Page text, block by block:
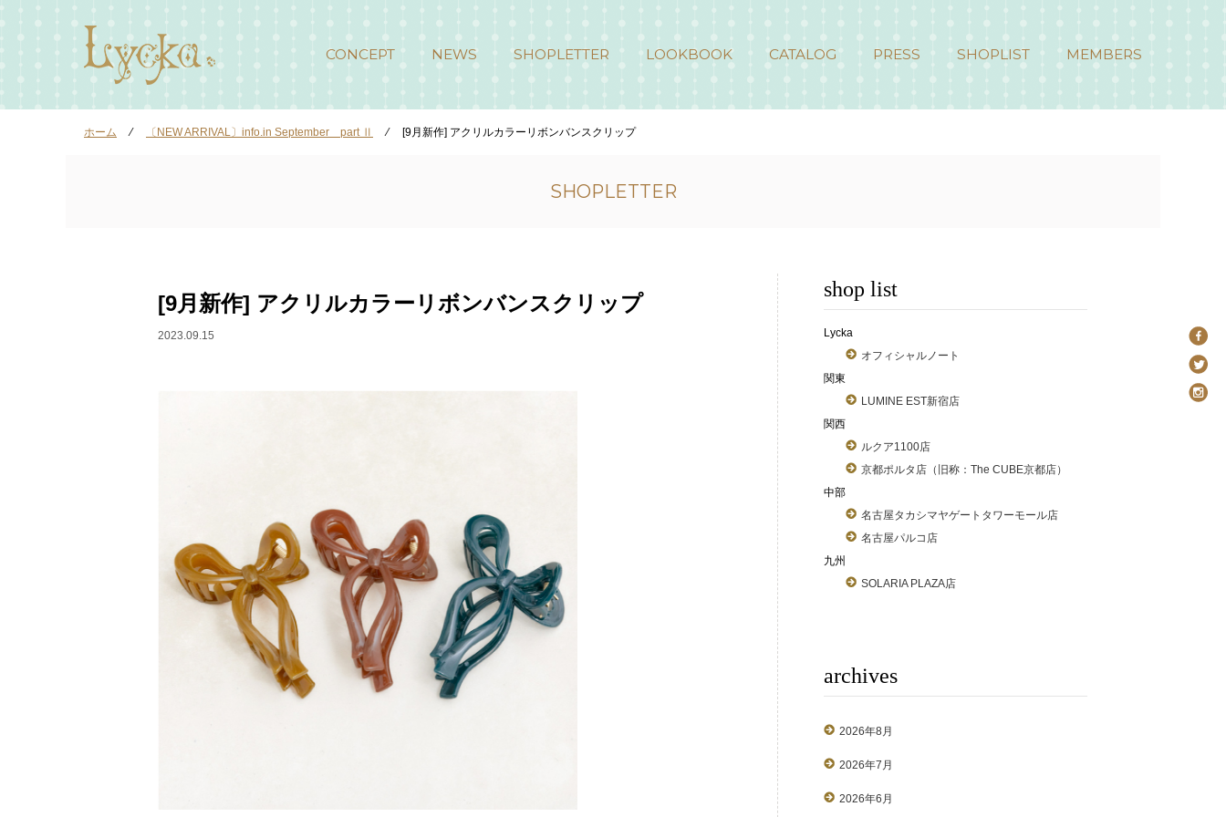
CONCEPT NEWS SHOPLETTER LOOKBOOK CATALOG PRESS SHOPLIST MEMBERS
ホーム ⁄ 〔NEW ARRIVAL〕info.in September part Ⅱ ⁄ [9月新作] アクリルカラーリボンバンスクリップ
SHOPLETTER
[9月新作] アクリルカラーリボンバンスクリップ
2023.09.15
shop list
Lycka
オフィシャルノート
関東
LUMINE EST新宿店
関西
ルクア1100店
京都ポルタ店（旧称：The CUBE京都店）
中部
名古屋タカシマヤゲートタワーモール店
名古屋パルコ店
九州
SOLARIA PLAZA店
archives
2026年8月
2026年7月
2026年6月